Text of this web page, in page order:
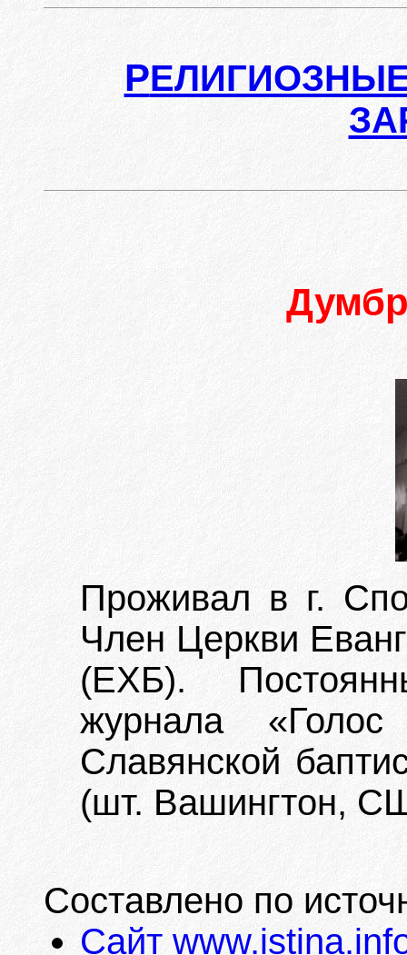
Р
Проживал в г.
Член Церкви
(ЕХБ).
журнала «Голос
Славянской
(шт. Вашингтон,
Составлено по
Сайт